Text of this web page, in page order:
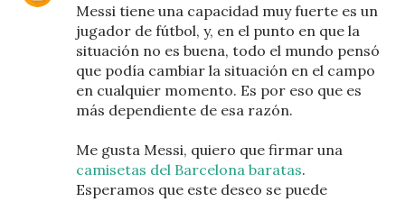
Messi tiene una capacidad muy fuerte es un
jugador de fútbol, y, en el punto en que la
situación no es buena, todo el mundo pensó
que podía cambiar la situación en el campo
en cualquier momento. Es por eso que es
más dependiente de esa razón.
Me gusta Messi, quiero que firmar una
camisetas del Barcelona baratas.
Esperamos que este deseo se puede